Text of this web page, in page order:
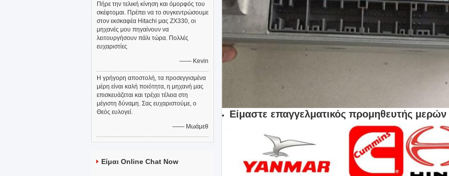
Πήρε την τελική κίνηση και όμορφός του
σκέφτομαι. Πρέπει να το συγκεντρώσουμε
στον εκσκαφέα Hitachi μας ZX330, οι
μηχανές μου πηγαίνουν να
λειτουργήσουν πάλι τώρα. Πολλές
ευχαριστίες
—— Kevin
Η γρήγορη αποστολή, τα προσεγγισμένα
μέρη είναι καλή ποιότητα, η μηχανή μας
επισκευάζεται και τρέχει τέλεια στη
μέγιστη δύναμη. Σας ευχαριστούμε, ο
Θεός ευλογεί.
—— Μωάμεθ
Είμαι Online Chat Now
Είμαστε επαγγελματικός προμηθευτής